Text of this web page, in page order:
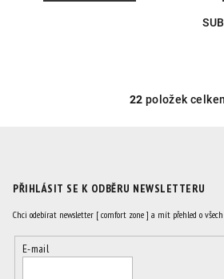
O
d
a
c
í
22 položek
PŘIHLÁSIT SE K ODBĚRU NEWSLETTERU
Chci odebírat newsletter [ comfort zone ] a mít přehled o
E-mail